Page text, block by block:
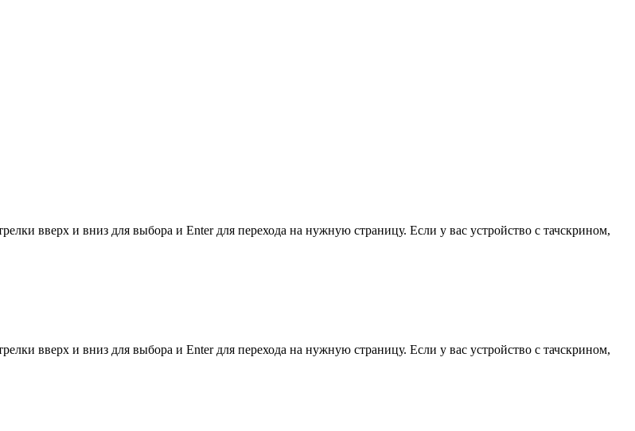
вверх и вниз для выбора и Enter для перехода на нужную страницу. Если у вас устройство с тачскрином,
вверх и вниз для выбора и Enter для перехода на нужную страницу. Если у вас устройство с тачскрином,